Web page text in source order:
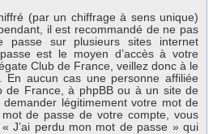
(par un chiffrage à sens unique)
il est recommandé de ne pas
passe sur plusieurs sites internet
est le moyen d’accès à votre
Club de France, veillez donc à le
En aucun cas une personne affiliée
de France, à phpBB ou à un site de
légitimement votre mot de
de passe de votre compte, vous
J’ai perdu mon mot de passe » qui